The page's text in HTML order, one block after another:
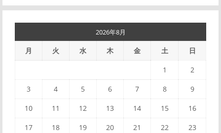
2026年8月
月 火 水 木 金 土 日
1 2
3 4 5 6 7 8 9
10 11 12 13 14 15 16
17 18 19 20 21 22 23